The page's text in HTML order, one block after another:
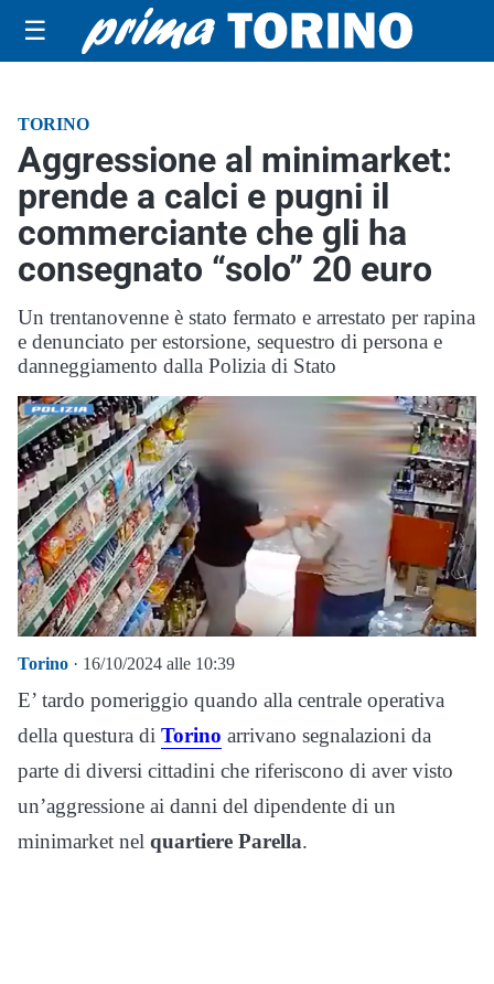
☰
TORINO
Aggressione al minimarket:
prende a calci e pugni il
commerciante che gli ha
consegnato “solo” 20 euro
Un trentanovenne è stato fermato e arrestato per rapina
e denunciato per estorsione, sequestro di persona e
danneggiamento dalla Polizia di Stato
Torino · 16/10/2024 alle 10:39
E’ tardo pomeriggio quando alla centrale operativa
della questura di Torino arrivano segnalazioni da
parte di diversi cittadini che riferiscono di aver visto
un’aggressione ai danni del dipendente di un
minimarket nel quartiere Parella.